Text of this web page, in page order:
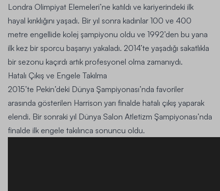
Londra Olimpiyat Elemeleri’ne katıldı ve kariyerindeki ilk
hayal kırıklığını yaşadı. Bir yıl sonra kadınlar 100 ve 400
metre engellide kolej şampiyonu oldu ve 1992’den bu yana
ilk kez bir sporcu başarıyı yakaladı. 2014’te yaşadığı sakatlıkla
bir sezonu kaçırdı artık profesyonel olma zamanıydı.
Hatalı Çıkış ve Engele Takılma
2015’te Pekin’deki Dünya Şampiyonası’nda favoriler
arasında gösterilen Harrison yarı finalde hatalı çıkış yaparak
elendi. Bir sonraki yıl Dünya Salon Atletizm Şampiyonası’nda
finalde ilk engele takılınca sonuncu oldu.